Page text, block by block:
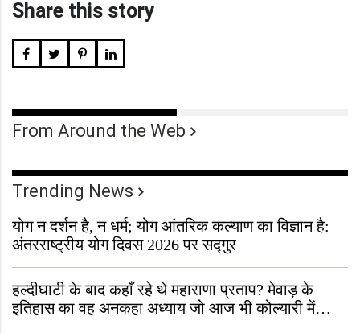
Share this story
From Around the Web
Trending News
योग न दर्शन है, न धर्म; योग आंतरिक कल्याण का विज्ञान है:
अंतरराष्ट्रीय योग दिवस 2026 पर सद्गुर
हल्दीघाटी के बाद कहाँ रहे थे महाराणा प्रताप? मेवाड़ के
इतिहास का वह अनकहा अध्याय जो आज भी कोल्यारी में
जीवित है